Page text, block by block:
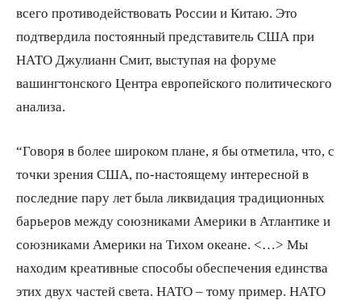
всего противодействовать России и Китаю. Это
подтвердила постоянный представитель США при
НАТО Джулианн Смит, выступая на форуме
вашингтонского Центра европейского политического
анализа.
“Говоря в более широком плане, я бы отметила, что, с
точки зрения США, по-настоящему интересной в
последние пару лет была ликвидация традиционных
барьеров между союзниками Америки в Атлантике и
союзниками Америки на Тихом океане. <…> Мы
находим креативные способы обеспечения единства
этих двух частей света. НАТО – тому пример. НАТО